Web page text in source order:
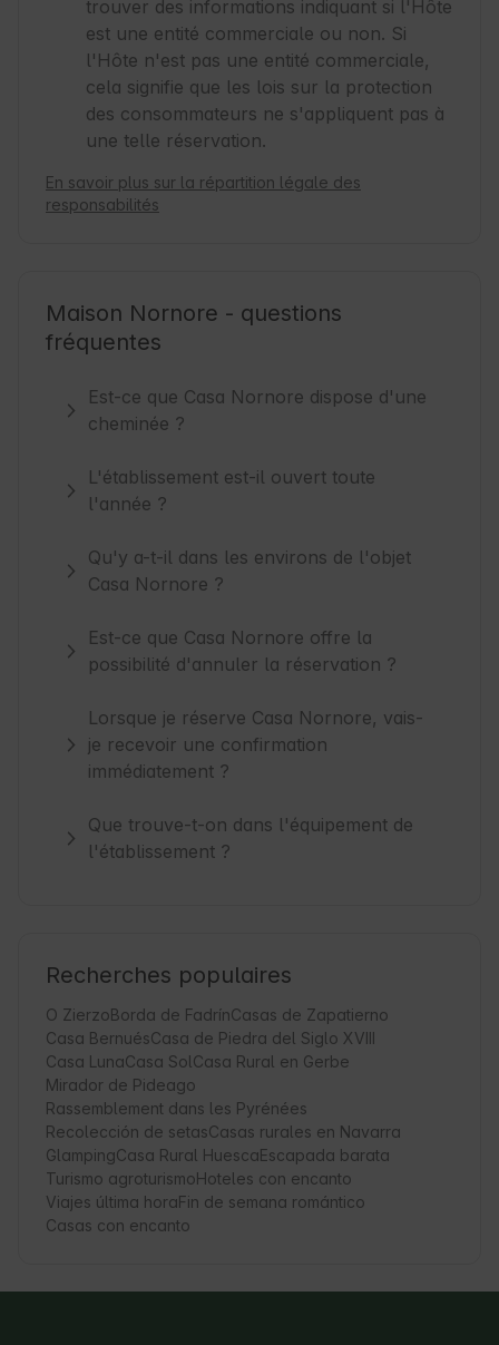
trouver des informations indiquant si l'Hôte
est une entité commerciale ou non. Si
l'Hôte n'est pas une entité commerciale,
cela signifie que les lois sur la protection
des consommateurs ne s'appliquent pas à
une telle réservation.
En savoir plus sur la répartition légale des
responsabilités
Maison Nornore - questions
fréquentes
Est-ce que Casa Nornore dispose d'une
cheminée ?
L'établissement est-il ouvert toute
l'année ?
Qu'y a-t-il dans les environs de l'objet
Casa Nornore ?
Est-ce que Casa Nornore offre la
possibilité d'annuler la réservation ?
Lorsque je réserve Casa Nornore, vais-
je recevoir une confirmation
immédiatement ?
Que trouve-t-on dans l'équipement de
l'établissement ?
Recherches populaires
O ZierzoBorda de FadrínCasas de Zapatierno
Casa BernuésCasa de Piedra del Siglo XVIII
Casa LunaCasa SolCasa Rural en Gerbe
Mirador de Pideago
Rassemblement dans les Pyrénées
Recolección de setasCasas rurales en Navarra
GlampingCasa Rural HuescaEscapada barata
Turismo agroturismoHoteles con encanto
Viajes última horaFin de semana romántico
Casas con encanto